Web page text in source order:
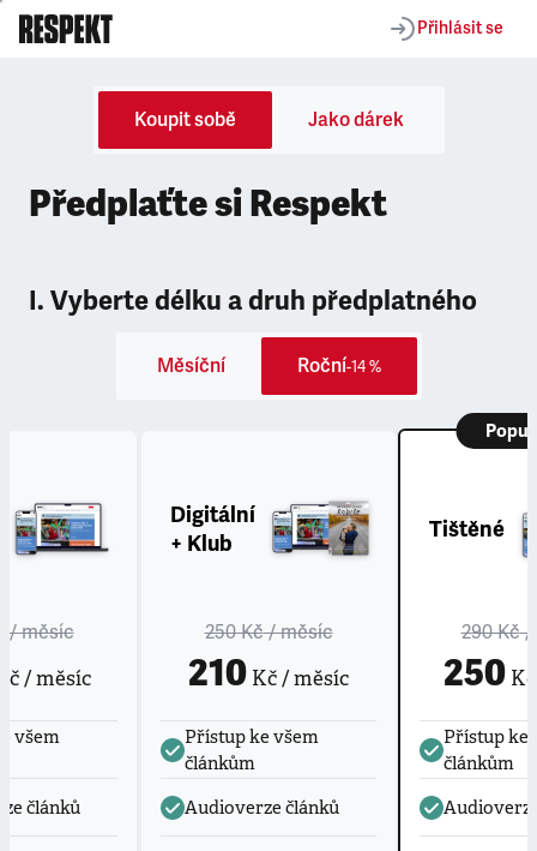
Přihlásit se
Koupit sobě Jako dárek
Předplaťte si Respekt
I. Vyberte délku a druh předplatného
Měsíční Roční-14 %
/ měsíc
/ měsíc
všem
článků
Digitální
+ Klub
250 Kč/ měsíc
210 Kč / měsíc
Přístup ke všem
článkům
Audioverze článků
Tištěné
290 Kč/
250Kč
Přístup ke
článkům